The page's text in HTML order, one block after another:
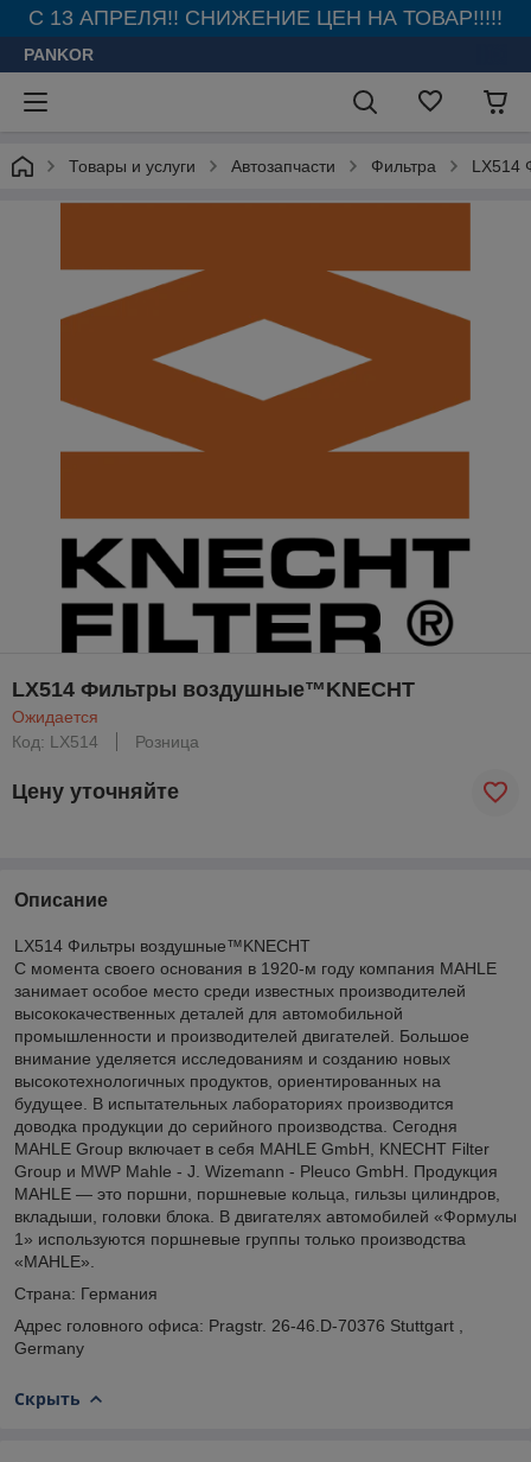
С 13 АПРЕЛЯ!! СНИЖЕНИЕ ЦЕН НА ТОВАР!!!!!
PANKOR
Товары и услуги Автозапчасти Фильтра LX514
LX514 Фильтры воздушные™KNECHT
Ожидается
Код: LX514
Розница
Цену уточняйте
Описание
LX514 Фильтры воздушные™KNECHT
С момента своего основания в 1920-м году компания MAHLE
занимает особое место среди известных производителей
высококачественных деталей для автомобильной
промышленности и производителей двигателей. Большое
внимание уделяется исследованиям и созданию новых
высокотехнологичных продуктов, ориентированных на
будущее. В испытательных лабораториях производится
доводка продукции до серийного производства. Сегодня
MAHLE Group включает в себя MAHLE GmbH, KNECHT Filter
Group и MWP Mahle - J. Wizemann - Pleuco GmbH. Продукция
MAHLE — это поршни, поршневые кольца, гильзы цилиндров,
вкладыши, головки блока. В двигателях автомобилей «Формулы
1» используются поршневые группы только производства
«MAHLE».
Страна: Германия
Адрес головного офиса: Pragstr. 26-46.D-70376 Stuttgart ,
Germany
Скрыть